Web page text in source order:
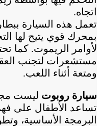
اتجاه.
تعمل هذه السيارة
بمحرك قوي يتيح لها
لأوامر الريموت. كما
مستشعرات لتجنب
ومتعة أثناء اللعب.
سيارة روبوت ليست
تساعد الأطفال على
البرمجة الأساسية،